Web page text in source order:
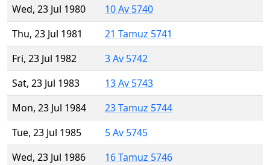
Wed, 23 Jul 1980
10 Av 5740
Thu, 23 Jul 1981
21 Tamuz 5741
Fri, 23 Jul 1982
3 Av 5742
Sat, 23 Jul 1983
13 Av 5743
Mon, 23 Jul 1984
23 Tamuz 5744
Tue, 23 Jul 1985
5 Av 5745
Wed, 23 Jul 1986
16 Tamuz 5746